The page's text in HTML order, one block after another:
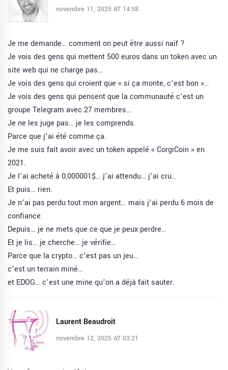
novembre 11, 2025 AT 14:58
Je me demande… comment on peut être aussi naïf ?
Je vois des gens qui mettent 500 euros dans un token avec un
site web qui ne charge pas…
Je vois des gens qui croient que « si ça monte, c’est bon »…
Je vois des gens qui pensent que la communauté c’est un
groupe Telegram avec 27 membres…
Je ne les juge pas… je les comprends.
Parce que j’ai été comme ça.
Je me suis fait avoir avec un token appelé « CorgiCoin » en
2021.
Je l’ai acheté à 0,000001$… j’ai attendu… j’ai cru…
Et puis… rien.
Je n’ai pas perdu tout mon argent… mais j’ai perdu 6 mois de
confiance.
Depuis… je ne mets que ce que je peux perdre…
Et je lis… je cherche… je vérifie…
Parce que la crypto… c’est pas un jeu…
c’est un terrain miné…
et EDOG… c’est une mine qu’on a déjà fait sauter.
Laurent Beaudroit
novembre 12, 2025 AT 03:21